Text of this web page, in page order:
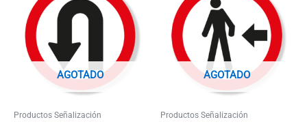
AGOTADO
Productos Señalización
AGOTADO
Productos Señalización